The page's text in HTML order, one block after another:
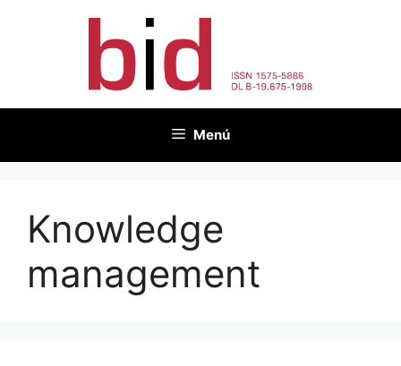
Menú
Knowledge
management